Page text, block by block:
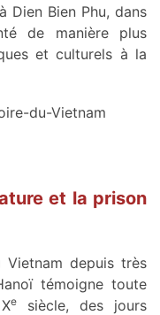
Dien Bien Phu, dans
de manière plus
et culturels à la
et la prison
depuis très
témoigne toute
e
siècle, des jours